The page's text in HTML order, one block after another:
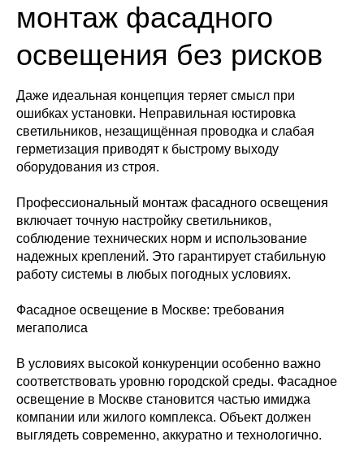
монтаж фасадного
освещения без рисков
Даже идеальная концепция теряет смысл при
ошибках установки. Неправильная юстировка
светильников, незащищённая проводка и слабая
герметизация приводят к быстрому выходу
оборудования из строя.
Профессиональный монтаж фасадного освещения
включает точную настройку светильников,
соблюдение технических норм и использование
надежных креплений. Это гарантирует стабильную
работу системы в любых погодных условиях.
Фасадное освещение в Москве: требования
мегаполиса
В условиях высокой конкуренции особенно важно
соответствовать уровню городской среды. Фасадное
освещение в Москве становится частью имиджа
компании или жилого комплекса. Объект должен
выглядеть современно, аккуратно и технологично.